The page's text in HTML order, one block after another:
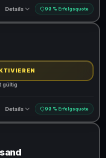
Details 99 % Erfolgsquote
gültig
Details 99 % Erfolgsquote